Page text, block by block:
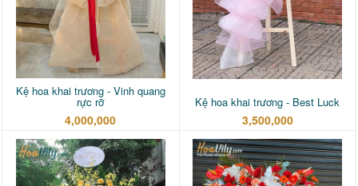
Kệ hoa khai trương - Vinh quang
rực rỡ
4,000,000
Kệ hoa khai trương - Best Luck
3,500,000